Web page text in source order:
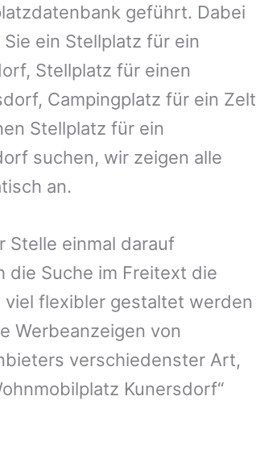
geführt. Dabei
ein Stellplatz für ein
Stellplatz für einen
Campingplatz für ein Zelt
Stellplatz für ein
suchen, wir zeigen alle
an.
Stelle einmal darauf
die Suche im Freitext die
viel flexibler gestaltet werden
Werbeanzeigen von
verschiedenster Art,
Kunersdorf“